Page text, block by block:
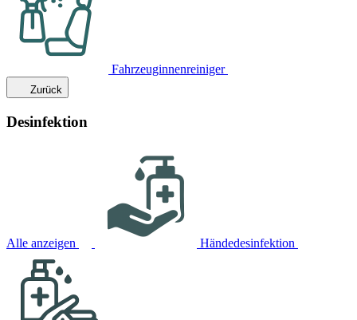
Fahrzeuginnenreiniger
Zurück
Desinfektion
Alle anzeigen Händedesinfektion